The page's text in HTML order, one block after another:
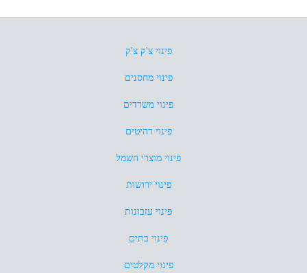
פינוי צ'ק צ'ק
פינוי מחסנים
פינוי משרדים
פינוי רהיטים
פינוי מוצרי חשמל
פינוי ירושות
פינוי עזבונות
פינוי בתים
פינוי מקלטים